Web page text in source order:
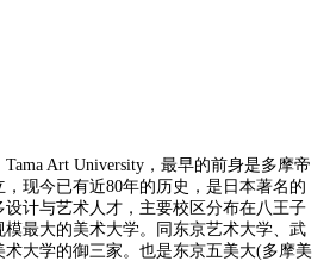
Art University，最早的前身是多摩帝
，现今已有近80年的历史，是日本著名的
计与艺术人才，主要校区分布在八王子
最大的美术大学。同东京艺术大学、武
大学的御三家。也是东京五美大(多摩美